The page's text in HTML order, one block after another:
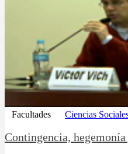
Facultades Ciencias
Contingencia,